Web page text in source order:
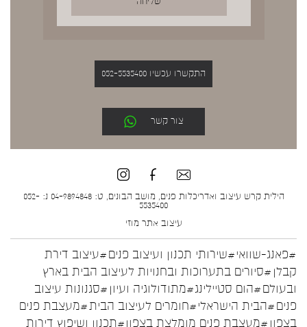
התקשרו עכשיו 052-5535400
צור קשר
הילית קרש עיצוב ואדריכלות פנים, מושב הבונים, ט: 04-9894848 נ: 052-
5535400
עיצוב אתר מוזי
#פאנג-שוואי#שירותי תכנון ועיצוב פנים#עיצוב דירת
קבלן #סיורים בתערוכות ובחנויות לעיצוב הבית בארץ
ובעולם#הום סטיילינג#מתודולוגיה ועיון #סגנונות עיצוב
פנים#הבית הישראלי#חומרים לעיצוב הבית#מעצבת פנים
בצפון #מעצבת פנים מומלצת בצפון#תכנון ושיפוץ דירות